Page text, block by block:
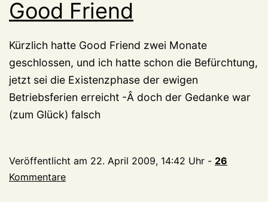
Good Friend
Kürzlich hatte Good Friend zwei Monate
geschlossen, und ich hatte schon die Befürchtung,
jetzt sei die Existenzphase der ewigen
Betriebsferien erreicht -Â doch der Gedanke war
(zum Glück) falsch
Veröffentlicht am 22. April 2009, 14:42 Uhr - 26
Kommentare